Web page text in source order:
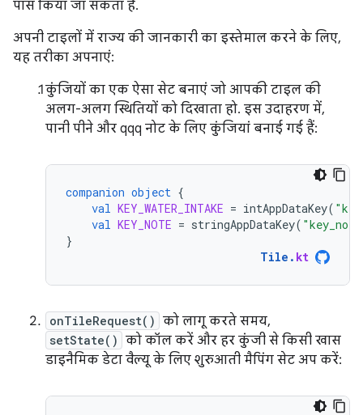
पास किया जा सकता है.
अपनी टाइलों में राज्य की जानकारी का इस्तेमाल करने के लिए,
यह तरीका अपनाएं:
कुंजियों का एक ऐसा सेट बनाएं जो आपकी टाइल की
अलग-अलग स्थितियों को दिखाता हो. इस उदाहरण में,
पानी पीने और qqq नोट के लिए कुंजियां बनाई गई हैं:
companion object {
val KEY_WATER_INTAKE = intAppDataKey(
val KEY_NOTE = stringAppDataKey(
}
Tile . kt
onTileRequest() को लागू करते समय,
setState() को कॉल करें और हर कुंजी से किसी खास
डाइनैमिक डेटा वैल्यू के लिए शुरुआती मैपिंग सेट अप करें: